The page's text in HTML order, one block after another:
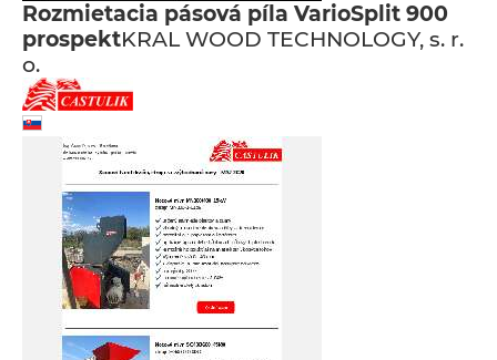
Rozmietacia pásová píla VarioSplit 900
prospektKRAL WOOD TECHNOLOGY, s. r.
o.